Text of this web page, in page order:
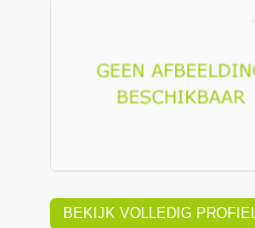
BEKIJK VOLLEDIG PROFIEL